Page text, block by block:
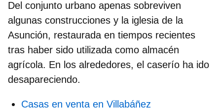
Del conjunto urbano apenas sobreviven
algunas construcciones y la iglesia de la
Asunción, restaurada en tiempos recientes
tras haber sido utilizada como almacén
agrícola. En los alrededores, el caserío ha ido
desapareciendo.
Casas en venta en Villabáñez